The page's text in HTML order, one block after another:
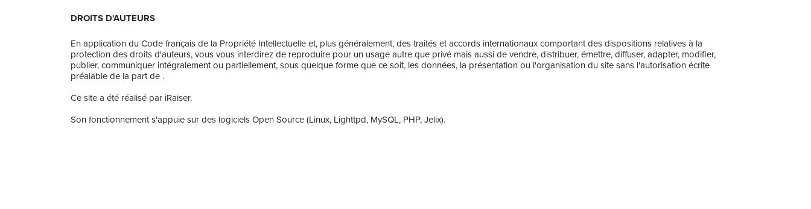
DROITS D'AUTEURS
En application du Code français de la Propriété Intellectuelle et, plus généralement, des traités et accords internationaux comportant des dispositions relatives à la
protection des droits d'auteurs, vous vous interdirez de reproduire pour un usage autre que privé mais aussi de vendre, distribuer, émettre, diffuser, adapter, modifier,
publier, communiquer intégralement ou partiellement, sous quelque forme que ce soit, les données, la présentation ou l'organisation du site sans l'autorisation écrite
préalable de la part de .
Ce site a été réalisé par iRaiser.
Son fonctionnement s'appuie sur des logiciels Open Source (Linux, Lighttpd, MySQL, PHP, Jelix).